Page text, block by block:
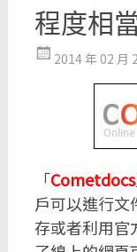
程度相
2014 年 02 月
「Cometdocs
戶可以進行
存或者利用官